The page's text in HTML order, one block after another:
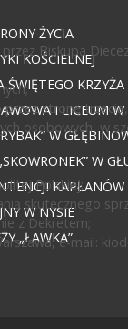
ŻYCIA
KOŚCIELNEJ
KRZYŻA
I LICEUM W
W
W
KAPŁANÓW
W NYSIE
„ŁAWKA”
Biskupa
stronę
osobowych, w
Polskiej;
skutecznego
z Dekretem;
e-mail: